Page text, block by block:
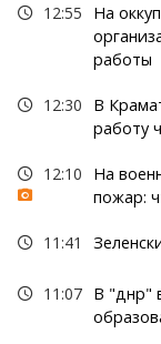
12:55
На
работы
12:30
В
работу
12:10
На
пожар:
11:41
11:07 В "днр"